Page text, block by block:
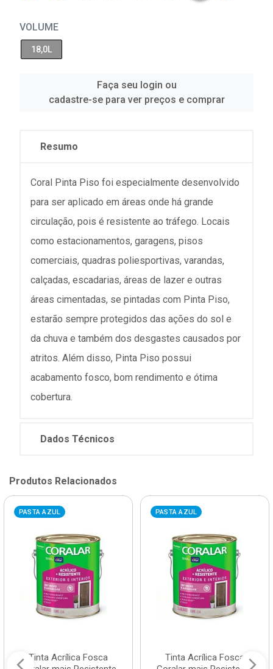
VOLUME
18,0L
Faça seu login ou
cadastre-se para ver preços e comprar
Resumo
Coral Pinta Piso foi especialmente desenvolvido
para ser aplicado em áreas onde há grande
circulação, pois é resistente ao tráfego. Locais
como estacionamentos, garagens, pisos
comerciais, quadras poliesportivas, varandas,
calçadas, escadarias, áreas de lazer e outras
áreas cimentadas, se pintadas com Pinta Piso,
estarão sempre protegidos das ações do sol e
da chuva e também dos desgastes causados por
atritos. Além disso, Pinta Piso possui
acabamento fosco, bom rendimento e ótima
cobertura.
Dados Técnicos
Produtos Relacionados
PASTA AZUL
Tinta Acrílica Fosca
PASTA AZUL
Tinta Acrílica Fosca